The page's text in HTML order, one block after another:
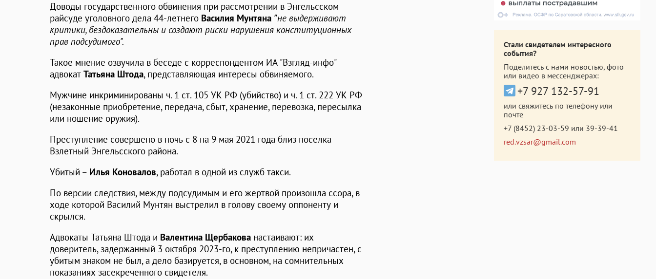
Доводы государственного обвинения при рассмотрении в Энгельсском
райсуде уголовного дела 44-летнего Василия Мунтяна "не выдерживают
критики, бездоказательны и создают риски нарушения конституционных
прав подсудимого".
Такое мнение озвучила в беседе с корреспондентом ИА "Взгляд-инфо"
адвокат Татьяна Штода, представляющая интересы обвиняемого.
Мужчине инкриминированы ч. 1 ст. 105 УК РФ (убийство) и ч. 1 ст. 222 УК РФ
(незаконные приобретение, передача, сбыт, хранение, перевозка, пересылка
или ношение оружия).
Преступление совершено в ночь с 8 на 9 мая 2021 года близ поселка
Взлетный Энгельсского района.
Убитый – Илья Коновалов, работал в одной из служб такси.
По версии следствия, между подсудимым и его жертвой произошла ссора, в
ходе которой Василий Мунтян выстрелил в голову своему оппоненту и
скрылся.
Адвокаты Татьяна Штода и Валентина Щербакова настаивают: их
доверитель, задержанный 3 октября 2023-го, к преступлению непричастен, с
убитым знаком не был, а дело базируется, в основном, на сомнительных
показаниях засекреченного свидетеля.
Стали свидетелем интересного
события?
Поделитесь с нами новостью, фото
или видео в мессенджерах:
+7 927 132-57-91
или свяжитесь по телефону или
почте
+7 (8452) 23-03-59 или 39-39-41
red.vzsar@gmail.com